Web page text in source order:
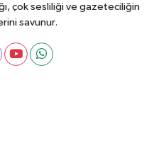
çok sesliliği ve gazeteciliğin
savunur.